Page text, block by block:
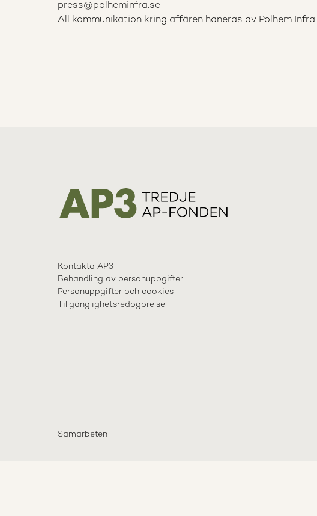
press@polheminfra.se
All kommunikation kring affären haneras av Polhem Infra.
Kontakta AP3
Behandling av personuppgifter
Personuppgifter och cookies
Tillgänglighetsredogörelse
Samarbeten